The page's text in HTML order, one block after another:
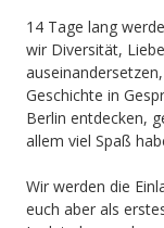
14 Tage lang
wir Diversität,
Geschichte in
Berlin entdecken,
allem viel Spaß
Wir werden die
euch aber als